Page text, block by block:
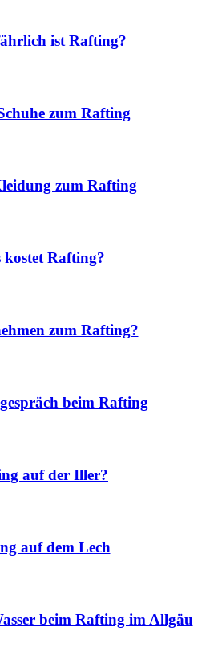
ist Rafting?
zum Rafting
zum Rafting
kostet Rafting?
zum Rafting?
beim Rafting
auf der Iller?
auf dem Lech
beim Rafting im Allgäu